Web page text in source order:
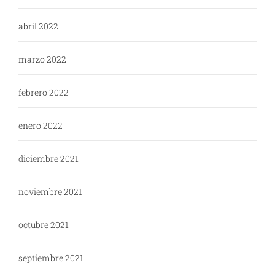
abril 2022
marzo 2022
febrero 2022
enero 2022
diciembre 2021
noviembre 2021
octubre 2021
septiembre 2021